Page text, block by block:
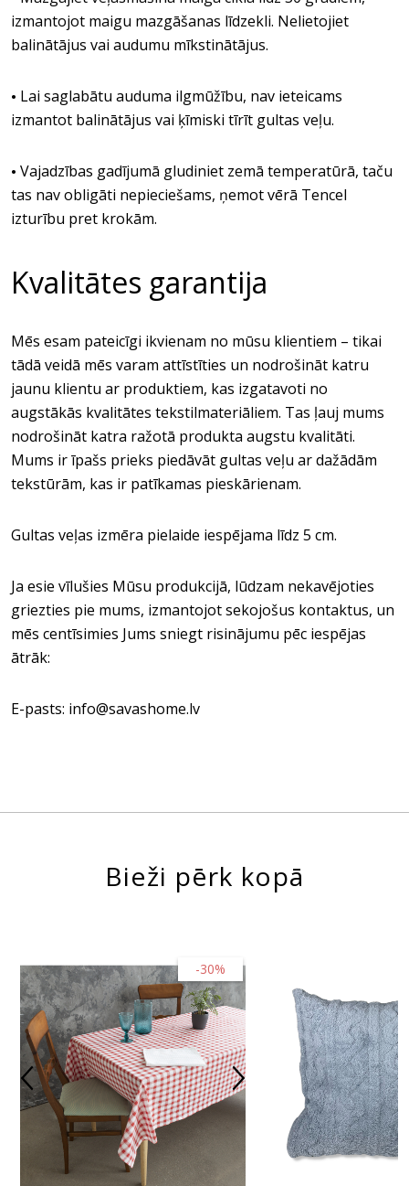
izmantojot maigu mazgāšanas līdzekli. Nelietojiet
balinātājus vai audumu mīkstinātājus.
• Lai saglabātu auduma ilgmūžību, nav ieteicams
izmantot balinātājus vai ķīmiski tīrīt gultas veļu.
• Vajadzības gadījumā gludiniet zemā temperatūrā, taču
tas nav obligāti nepieciešams, ņemot vērā Tencel
izturību pret krokām.
Kvalitātes garantija
Mēs esam pateicīgi ikvienam no mūsu klientiem – tikai
tādā veidā mēs varam attīstīties un nodrošināt katru
jaunu klientu ar produktiem, kas izgatavoti no
augstākās kvalitātes tekstilmateriāliem. Tas ļauj mums
nodrošināt katra ražotā produkta augstu kvalitāti.
Mums ir īpašs prieks piedāvāt gultas veļu ar dažādām
tekstūrām, kas ir patīkamas pieskārienam.
Gultas veļas izmēra pielaide iespējama līdz 5 cm.
Ja esie vīlušies Mūsu produkcijā, lūdzam nekavējoties
griezties pie mums, izmantojot sekojošus kontaktus, un
mēs centīsimies Jums sniegt risinājumu pēc iespējas
ātrāk:
E-pasts: info@savashome.lv
Bieži pērk kopā
-30%